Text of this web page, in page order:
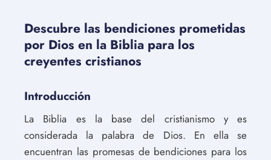
Descubre las bendiciones prometidas
por Dios en la Biblia para los
creyentes cristianos
Introducción
La Biblia es la base del cristianismo y es
considerada la palabra de Dios. En ella se
encuentran las promesas de bendiciones para los